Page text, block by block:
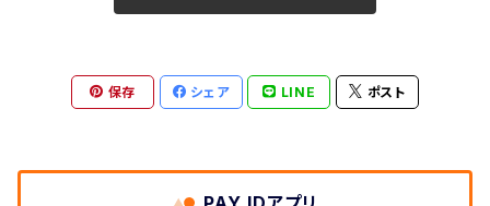
保存 シェア LINE ポスト